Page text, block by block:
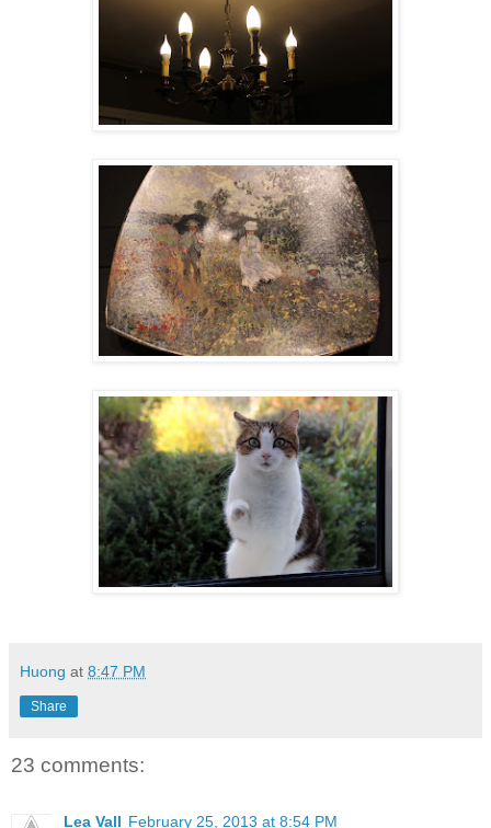
Huong at 8:47 PM
Share
23 comments:
Lea Vall February 25, 2013 at 8:54 PM